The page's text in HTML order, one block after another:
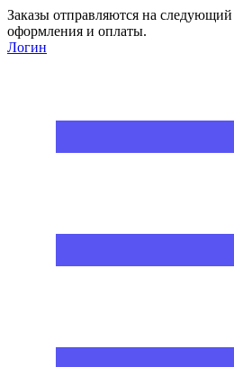
Заказы отправляются на
оформления и оплаты.
Логин